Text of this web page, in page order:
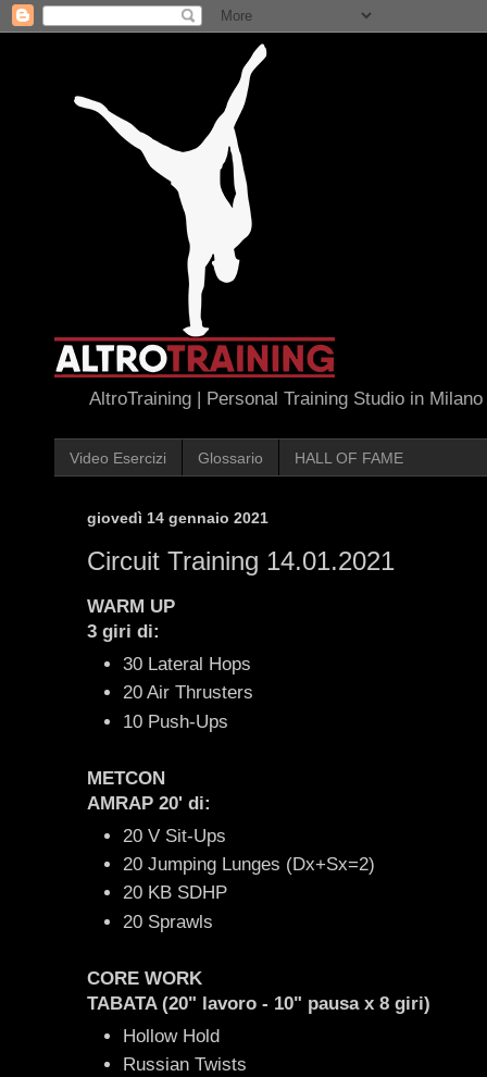
AltroTraining | Personal Training Studio in Milano
Video Esercizi Glossario HALL OF FAME
giovedì 14 gennaio 2021
Circuit Training 14.01.2021
WARM UP
3 giri di:
30 Lateral Hops
20 Air Thrusters
10 Push-Ups
METCON
AMRAP 20' di:
20 V Sit-Ups
20 Jumping Lunges (Dx+Sx=2)
20 KB SDHP
20 Sprawls
CORE WORK
TABATA (20" lavoro - 10" pausa x 8 giri)
Hollow Hold
Russian Twists